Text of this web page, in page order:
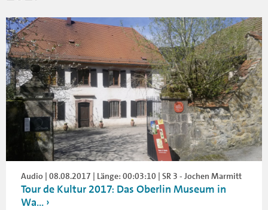
Audio | 08.08.2017 | Länge: 00:03:10 | SR 3 - Jochen Marmitt
Tour de Kultur 2017: Das Oberlin Museum in
Wa...